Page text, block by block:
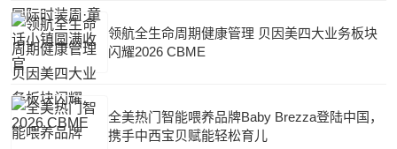
领航全生命周期健康管理 贝因美四大业务板块
闪耀2026 CBME
全美热门智能喂养品牌Baby Brezza登陆中国，
携手中西宝贝赋能轻松育儿